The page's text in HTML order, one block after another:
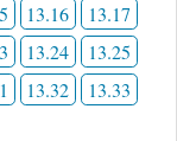
13.16
13.17
13.24
13.25
13.32
13.33